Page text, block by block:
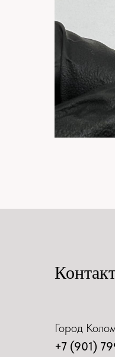
Город
+7 (901)